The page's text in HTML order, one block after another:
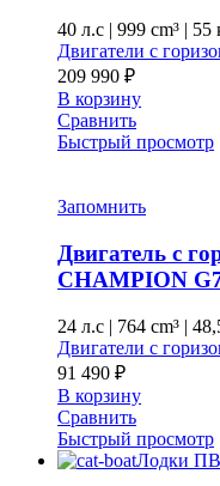
40 л.с | 999 cm³ | 55
Двигатели с
209 990 ₽
В корзину
Сравнить
Быстрый просмотр
Запомнить
Двигатель с
CHAMPION
24 л.с | 764 cm³ |
Двигатели с
91 490 ₽
В корзину
Сравнить
Быстрый просмотр
Лодки